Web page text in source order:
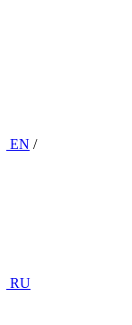
EN /
RU